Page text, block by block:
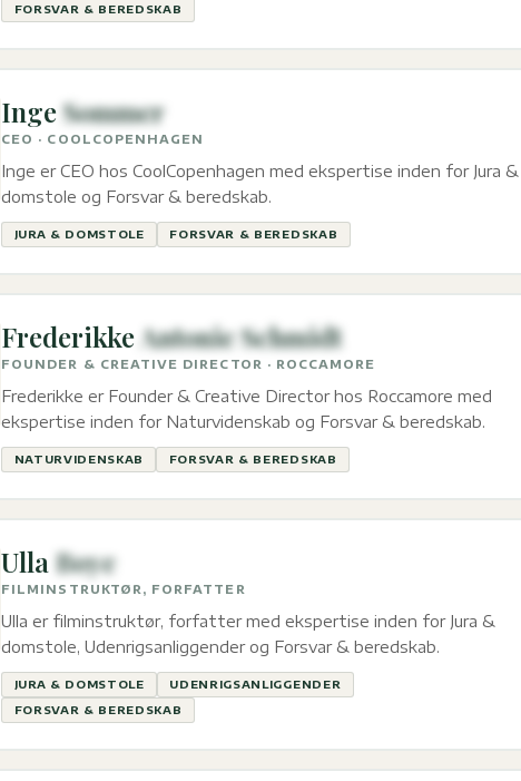
FORSVAR & BEREDSKAB
IngeSommer
CEO · COOLCOPENHAGEN
Inge er CEO hos CoolCopenhagen med ekspertise inden for Jura &
domstole og Forsvar & beredskab.
JURA & DOMSTOLE FORSVAR & BEREDSKAB
Frederikke Antonie Schmidt
FOUNDER & CREATIVE DIRECTOR · ROCCAMORE
Frederikke er Founder & Creative Director hos Roccamore med
ekspertise inden for Naturvidenskab og Forsvar & beredskab.
NATURVIDENSKAB FORSVAR & BEREDSKAB
UllaBoye
FILMINSTRUKTØR, FORFATTER
Ulla er filminstruktør, forfatter med ekspertise inden for Jura &
domstole, Udenrigsanliggender og Forsvar & beredskab.
JURA & DOMSTOLE
UDENRIGSANLIGGENDER
FORSVAR & BEREDSKAB